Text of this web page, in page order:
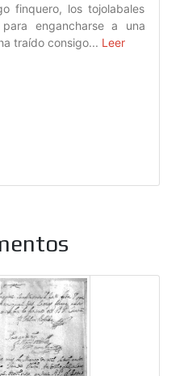
finquero, los tojolabales
engancharse a una
traído consigo... Leer